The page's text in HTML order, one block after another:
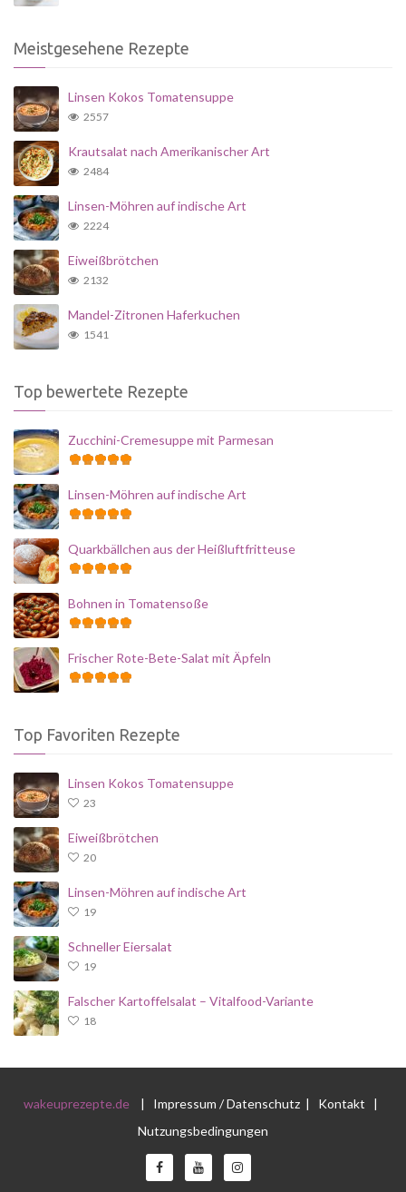
Meistgesehene Rezepte
Linsen Kokos Tomatensuppe
2557
Krautsalat nach Amerikanischer Art
2484
Linsen-Möhren auf indische Art
2224
Eiweißbrötchen
2132
Mandel-Zitronen Haferkuchen
1541
Top bewertete Rezepte
Zucchini-Cremesuppe mit Parmesan
Linsen-Möhren auf indische Art
Quarkbällchen aus der Heißluftfritteuse
Bohnen in Tomatensoße
Frischer Rote-Bete-Salat mit Äpfeln
Top Favoriten Rezepte
Linsen Kokos Tomatensuppe
23
Eiweißbrötchen
20
Linsen-Möhren auf indische Art
19
Schneller Eiersalat
19
Falscher Kartoffelsalat – Vitalfood-Variante
18
wakeuprezepte.de| Impressum / Datenschutz| Kontakt
|
Nutzungsbedingungen